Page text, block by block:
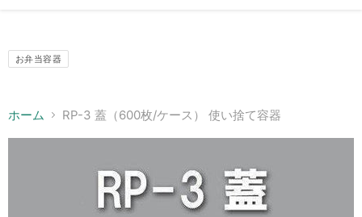
お弁当容器
ホーム RP-3 蓋（600枚/ケース） 使い捨て容器